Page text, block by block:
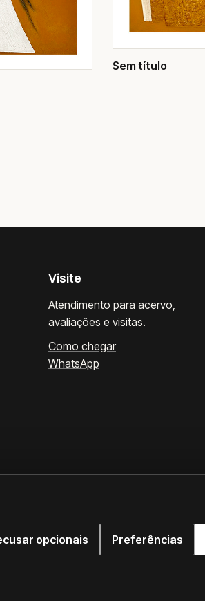
Sem título
Visite
Atendimento para acervo,
avaliações e visitas.
Como chegar
WhatsApp
opcionais Preferências